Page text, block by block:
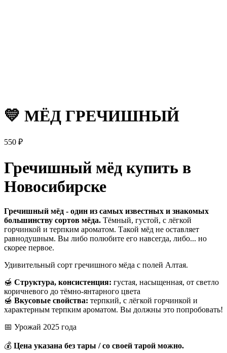
💛 МЁД ГРЕЧИШНЫЙ
550 ₽
Гречишный мёд купить в
Новосибирске
Гречишный мёд - один из самых известных и знакомых
большинству сортов мёда. Тёмный, густой, с лёгкой
горчинкой и терпким ароматом. Такой мёд не оставляет
равнодушным. Вы либо полюбите его навсегда, либо... но
скорее первое.
Удивительный сорт гречишного мёда с полей Алтая.
🍯 Структура, консистенция: густая, насыщенная, от светло
коричневого до тёмно-янтарного цвета
🍯 Вкусовые свойства: терпкий, с лёгкой горчинкой и
характерным терпким ароматом. Вы должны это попробовать!
📅 Урожай 2025 года
💰 Цена указана без тары / со своей тарой можно.